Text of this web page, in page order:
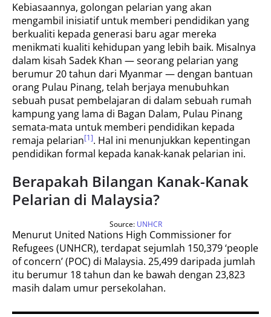
Kebiasaannya, golongan pelarian yang akan
mengambil inisiatif untuk memberi pendidikan yang
berkualiti kepada generasi baru agar mereka
menikmati kualiti kehidupan yang lebih baik. Misalnya
dalam kisah Sadek Khan — seorang pelarian yang
berumur 20 tahun dari Myanmar — dengan bantuan
orang Pulau Pinang, telah berjaya menubuhkan
sebuah pusat pembelajaran di dalam sebuah rumah
kampung yang lama di Bagan Dalam, Pulau Pinang
semata-mata untuk memberi pendidikan kepada
remaja pelarian[1]. Hal ini menunjukkan kepentingan
pendidikan formal kepada kanak-kanak pelarian ini.
Berapakah Bilangan Kanak-Kanak
Pelarian di Malaysia?
Source: UNHCR
Menurut United Nations High Commissioner for
Refugees (UNHCR), terdapat sejumlah 150,379 ‘people
of concern’ (POC) di Malaysia. 25,499 daripada jumlah
itu berumur 18 tahun dan ke bawah dengan 23,823
masih dalam umur persekolahan.